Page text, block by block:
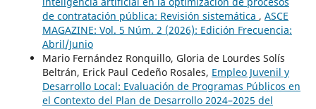
de contratación pública: Revisión sistemática , ASCE
MAGAZINE: Vol. 5 Núm. 2 (2026): Edición Frecuencia:
Abril/Junio
Mario Fernández Ronquillo, Gloria de Lourdes Solís
Beltrán, Erick Paul Cedeño Rosales, Empleo Juvenil y
Desarrollo Local: Evaluación de Programas Públicos en
el Contexto del Plan de Desarrollo 2024–2025 del